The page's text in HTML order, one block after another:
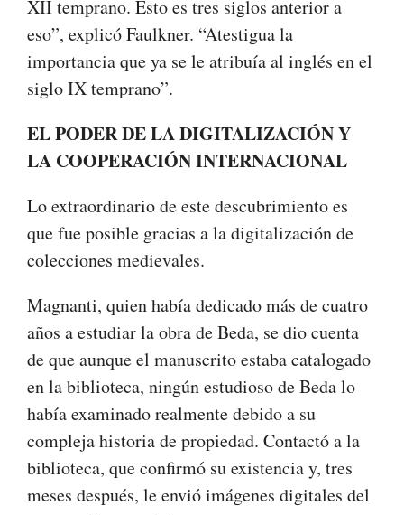
XII temprano. Esto es tres siglos anterior a
eso”, explicó Faulkner. “Atestigua la
importancia que ya se le atribuía al inglés en el
siglo IX temprano”.
EL PODER DE LA DIGITALIZACIÓN Y
LA COOPERACIÓN INTERNACIONAL
Lo extraordinario de este descubrimiento es
que fue posible gracias a la digitalización de
colecciones medievales.
Magnanti, quien había dedicado más de cuatro
años a estudiar la obra de Beda, se dio cuenta
de que aunque el manuscrito estaba catalogado
en la biblioteca, ningún estudioso de Beda lo
había examinado realmente debido a su
compleja historia de propiedad. Contactó a la
biblioteca, que confirmó su existencia y, tres
meses después, le envió imágenes digitales del